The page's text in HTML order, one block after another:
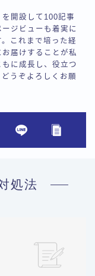
開設して100記事
ジビューも着実に
これまで培った経
届けすることが私
に成長し、役立つ
うぞよろしくお願
処法